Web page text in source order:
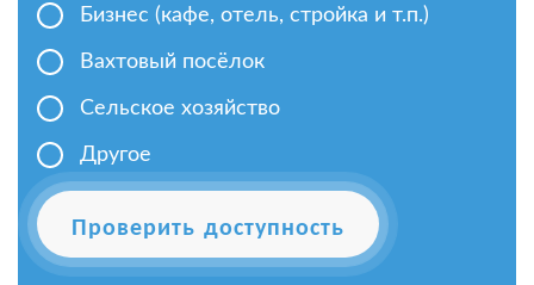
Бизнес (кафе, отель, стройка и т.п.)
Вахтовый посёлок
Сельское хозяйство
Другое
Проверить доступность